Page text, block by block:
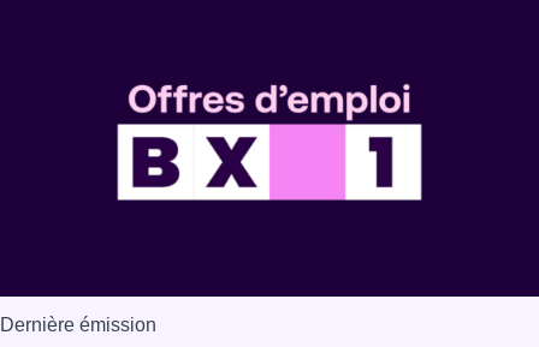
Dernière émission